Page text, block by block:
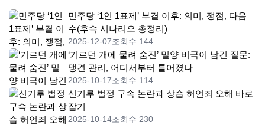
민주당 ‘1인 1표제’ 부결 이후: 의미, 쟁점, 다음
수(후속 시나리오 총정리)
2025-12-07조회수 144
‘기르던 개에 물려 숨진’ 밀양 비극이 남긴 질문:
맹견 관리, 어디서부터 틀어졌나
2025-10-17조회수 114
신기루 법정 구속 논란과 상습 허언죄 오해 바로
잡기
2025-10-14조회수 230